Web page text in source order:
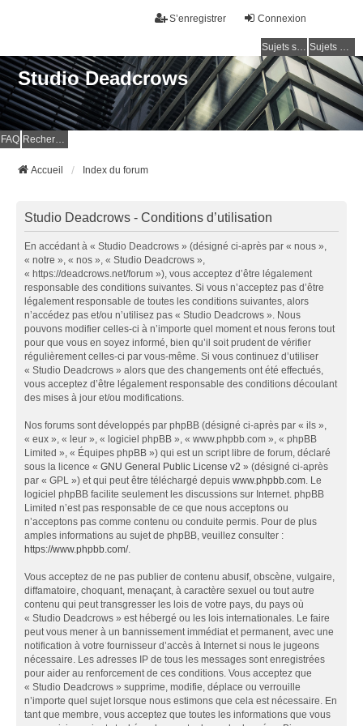
Connexion
S’enregistrer
Sujets sans réponse Sujets actifs
Studio Deadcrows
FAQ Rechercher
Accueil Index du forum
Studio Deadcrows - Conditions d’utilisation
En accédant à « Studio Deadcrows » (désigné ci-après par « nous »,
« notre », « nos », « Studio Deadcrows »,
« https://deadcrows.net/forum »), vous acceptez d’être légalement
responsable des conditions suivantes. Si vous n’acceptez pas d’être
légalement responsable de toutes les conditions suivantes, alors
n’accédez pas et/ou n’utilisez pas « Studio Deadcrows ». Nous
pouvons modifier celles-ci à n’importe quel moment et nous ferons tout
pour que vous en soyez informé, bien qu’il soit prudent de vérifier
régulièrement celles-ci par vous-même. Si vous continuez d’utiliser
« Studio Deadcrows » alors que des changements ont été effectués,
vous acceptez d’être légalement responsable des conditions découlant
des mises à jour et/ou modifications.
Nos forums sont développés par phpBB (désigné ci-après par « ils »,
« eux », « leur », « logiciel phpBB », « www.phpbb.com », « phpBB
Limited », « Équipes phpBB ») qui est un script libre de forum, déclaré
sous la licence « GNU General Public License v2 » (désigné ci-après
par « GPL ») et qui peut être téléchargé depuis www.phpbb.com. Le
logiciel phpBB facilite seulement les discussions sur Internet. phpBB
Limited n’est pas responsable de ce que nous acceptons ou
n’acceptons pas comme contenu ou conduite permis. Pour de plus
amples informations au sujet de phpBB, veuillez consulter :
https://www.phpbb.com/.
Vous acceptez de ne pas publier de contenu abusif, obscène, vulgaire,
diffamatoire, choquant, menaçant, à caractère sexuel ou tout autre
contenu qui peut transgresser les lois de votre pays, du pays où
« Studio Deadcrows » est hébergé ou les lois internationales. Le faire
peut vous mener à un bannissement immédiat et permanent, avec une
notification à votre fournisseur d’accès à Internet si nous le jugeons
nécessaire. Les adresses IP de tous les messages sont enregistrées
pour aider au renforcement de ces conditions. Vous acceptez que
« Studio Deadcrows » supprime, modifie, déplace ou verrouille
n’importe quel sujet lorsque nous estimons que cela est nécessaire. En
tant que membre, vous acceptez que toutes les informations que vous